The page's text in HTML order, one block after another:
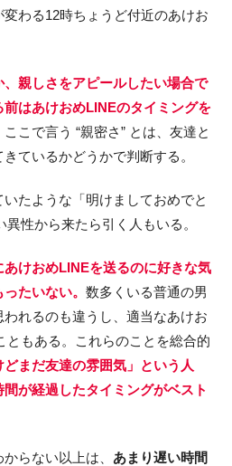
わる12時ちょうど付近のあけお
親しさをアピールしたい場合で
はあけおめLINEのタイミングを
こで言う “親密さ” とは、友達と
ているかどうかで判断する。
たような「明けましておめでと
性から来たら引く人もいる。
けおめLINEを送るのに好きな気
たいない。 数多くいる普通の男
れるのも違うし、適当なあけお
ともある。これらのことを総合的
どまだ友達の雰囲気」という人
が経過したタイミングがベスト
らない以上は、 あまり遅い時間